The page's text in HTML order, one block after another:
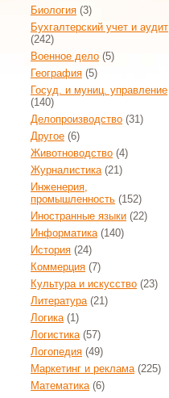
Биология (3)
Бухгалтерский учет и аудит
(242)
Военное дело (5)
География (5)
Госуд. и муниц. управление
(140)
Делопроизводство (31)
Другое (6)
Животноводство (4)
Журналистика(21)
Инженерия,
промышленность (152)
Иностранные языки (22)
Информатика(140)
История (24)
Коммерция (7)
Культура и искусство (23)
Литература(21)
Логика(1)
Логистика(57)
Логопедия (49)
Маркетинг и реклама(225)
Математика(6)